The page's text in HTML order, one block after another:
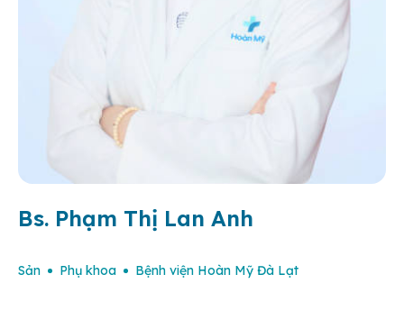
Bs. Phạm Thị Lan Anh
Sản Phụ khoa Bệnh viện Hoàn Mỹ Đà Lạt